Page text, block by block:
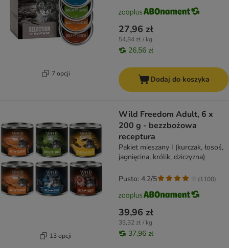
7 opcji
27,96 zł
54,84 zł / kg
26,56 zł
Dodaj do koszyka
13 opcji
Wild Freedom Adult, 6 x
200 g - bezzbożowa
receptura
Pakiet mieszany I (kurczak, łosoś,
jagnięcina, królik, dziczyzna)
39,96 zł
33,32 zł / kg
37,96 zł
Pusto: 4.2/5 (1100)